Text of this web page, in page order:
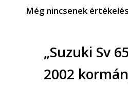
Még nincsenek
„Suzuki Sv
2002